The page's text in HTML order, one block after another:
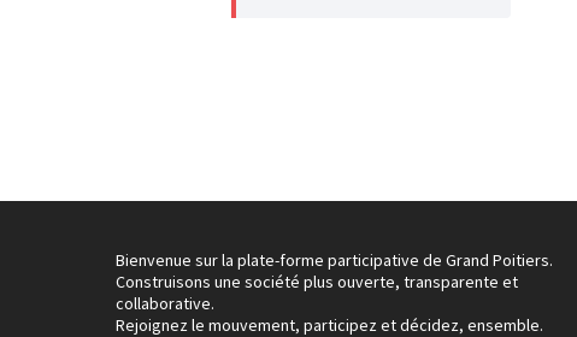
Bienvenue sur la plate-forme participative de Grand Poitiers.
Construisons une société plus ouverte, transparente et
collaborative.
Rejoignez le mouvement, participez et décidez, ensemble.